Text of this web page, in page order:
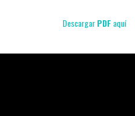
DescargarPDF aquí